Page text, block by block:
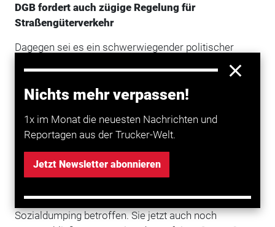
Nichts mehr verpassen!
1x im Monat die neuesten Nachrichten und
Reportagen aus der Trucker-Welt.
Jetzt Newsletter abonnieren
DGB fordert auch zügige Regelung für
Straßengüterverkehr
Dagegen sei es ein schwerwiegender politischer
Fehler, dass die neuen Regelungen nicht für den
Bestimmte Berufsgruppen von den verbesserten
laut Buntenbach, vorsätzlich entsandte Arbeitnehmer
erster und zweiter Klasse zu schaffen. Diese
Ungleichbehandlung sei weder begründbar noch
hinnehmbar. „Gerade die Beschäftigen im
heute in besonders hohem Maße von Lohn- und
Sozialdumping betroffen. Sie jetzt auch noch